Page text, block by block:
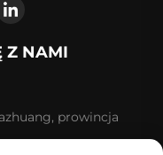
Z NAMI
prowincja